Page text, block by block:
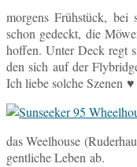
mor­gens Früh­stück, bei
schon ge­deckt, die
hof­fen. Unter Deck regt
den sich auf der
Ich liebe solche Szenen ♥
das Weel­house
gent­li­che Leben ab.